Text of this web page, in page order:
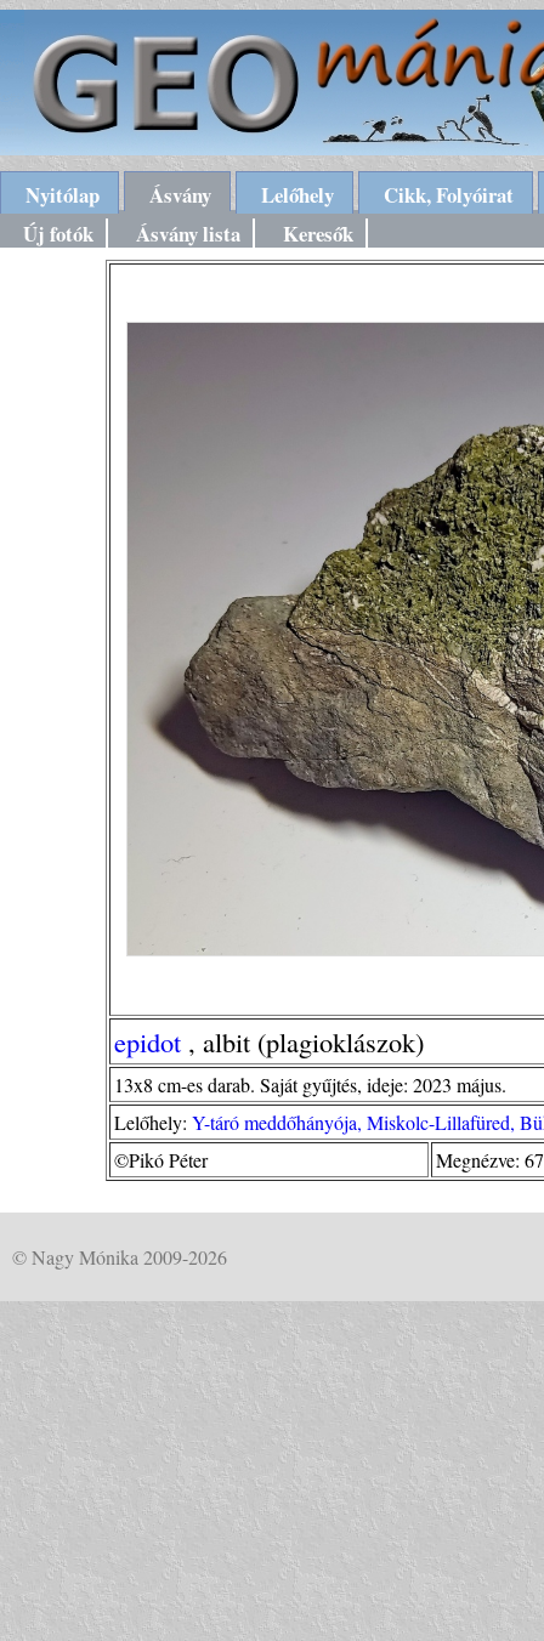
Nyitólap Ásvány Lelőhely
Cikk, Folyóirat
Új fotók
Ásvány lista Keresők
epidot , albit (plagioklászok)
13x8 cm-es darab. Saját gyűjtés, ideje: 2023 május.
Lelőhely: Y-táró meddőhányója, Miskolc-Lillafüred,
©Pikó Péter
Megnézve:
© Nagy Mónika 2009-2026